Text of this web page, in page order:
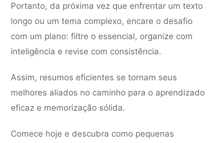
Portanto, da próxima vez que enfrentar um texto
longo ou um tema complexo, encare o desafio
com um plano: filtre o essencial, organize com
inteligência e revise com consistência.
Assim, resumos eficientes se tornam seus
melhores aliados no caminho para o aprendizado
eficaz e memorização sólida.
Comece hoje e descubra como pequenas